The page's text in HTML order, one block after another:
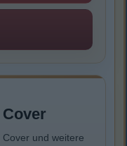
und weitere